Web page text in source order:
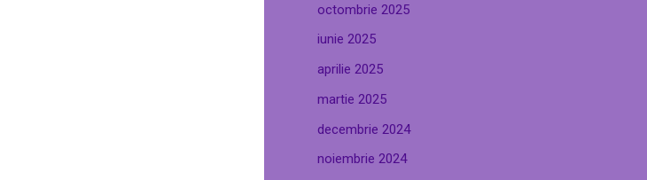
octombrie 2025
iunie 2025
aprilie 2025
martie 2025
decembrie 2024
noiembrie 2024